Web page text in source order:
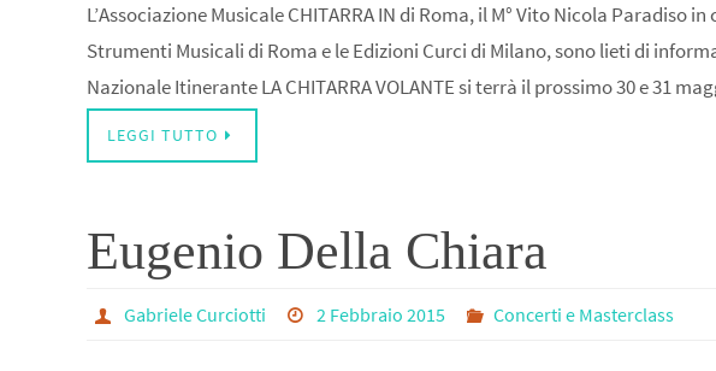
L’Associazione Musicale CHITARRA IN di Roma, il M° Vito Nicola Paradiso
Strumenti Musicali di Roma e le Edizioni Curci di Milano, sono lieti di
Nazionale Itinerante LA CHITARRA VOLANTE si terrà il prossimo 30 e 31
LEGGI TUTTO
Eugenio Della Chiara
Gabriele Curciotti 2 Febbraio 2015 Concerti e Masterclass